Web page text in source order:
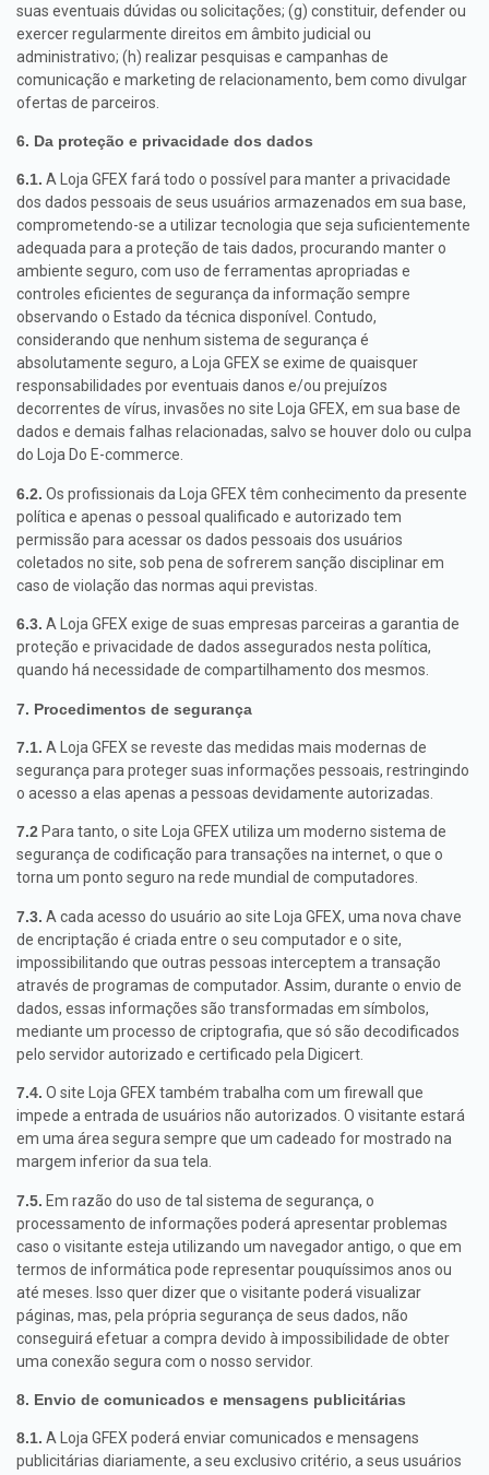
suas eventuais dúvidas ou solicitações; (g) constituir, defender ou
exercer regularmente direitos em âmbito judicial ou
administrativo; (h) realizar pesquisas e campanhas de
comunicação e marketing de relacionamento, bem como divulgar
ofertas de parceiros.
6. Da proteção e privacidade dos dados
6.1. A Loja GFEX fará todo o possível para manter a privacidade
dos dados pessoais de seus usuários armazenados em sua base,
comprometendo-se a utilizar tecnologia que seja suficientemente
adequada para a proteção de tais dados, procurando manter o
ambiente seguro, com uso de ferramentas apropriadas e
controles eficientes de segurança da informação sempre
observando o Estado da técnica disponível. Contudo,
considerando que nenhum sistema de segurança é
absolutamente seguro, a Loja GFEX se exime de quaisquer
responsabilidades por eventuais danos e/ou prejuízos
decorrentes de vírus, invasões no site Loja GFEX, em sua base de
dados e demais falhas relacionadas, salvo se houver dolo ou culpa
do Loja Do E-commerce.
6.2. Os profissionais da Loja GFEX têm conhecimento da presente
política e apenas o pessoal qualificado e autorizado tem
permissão para acessar os dados pessoais dos usuários
coletados no site, sob pena de sofrerem sanção disciplinar em
caso de violação das normas aqui previstas.
6.3. A Loja GFEX exige de suas empresas parceiras a garantia de
proteção e privacidade de dados assegurados nesta política,
quando há necessidade de compartilhamento dos mesmos.
7. Procedimentos de segurança
7.1. A Loja GFEX se reveste das medidas mais modernas de
segurança para proteger suas informações pessoais, restringindo
o acesso a elas apenas a pessoas devidamente autorizadas.
7.2 Para tanto, o site Loja GFEX utiliza um moderno sistema de
segurança de codificação para transações na internet, o que o
torna um ponto seguro na rede mundial de computadores.
7.3. A cada acesso do usuário ao site Loja GFEX, uma nova chave
de encriptação é criada entre o seu computador e o site,
impossibilitando que outras pessoas interceptem a transação
através de programas de computador. Assim, durante o envio de
dados, essas informações são transformadas em símbolos,
mediante um processo de criptografia, que só são decodificados
pelo servidor autorizado e certificado pela Digicert.
7.4. O site Loja GFEX também trabalha com um firewall que
impede a entrada de usuários não autorizados. O visitante estará
em uma área segura sempre que um cadeado for mostrado na
margem inferior da sua tela.
7.5. Em razão do uso de tal sistema de segurança, o
processamento de informações poderá apresentar problemas
caso o visitante esteja utilizando um navegador antigo, o que em
termos de informática pode representar pouquíssimos anos ou
até meses. Isso quer dizer que o visitante poderá visualizar
páginas, mas, pela própria segurança de seus dados, não
conseguirá efetuar a compra devido à impossibilidade de obter
uma conexão segura com o nosso servidor.
8. Envio de comunicados e mensagens publicitárias
8.1. A Loja GFEX poderá enviar comunicados e mensagens
publicitárias diariamente, a seu exclusivo critério, a seus usuários